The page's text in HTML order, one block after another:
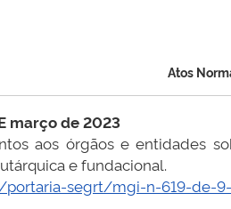
Atos
março de 2023
aos órgãos e entidades
e fundacional.
segrt/mgi-n-619-de-